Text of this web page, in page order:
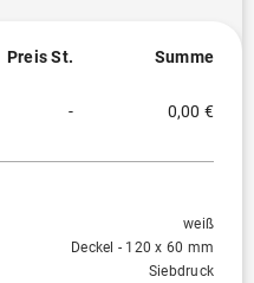
Preis St. Summe
- 0,00 €
weiß
Deckel - 120 x 60 mm
Siebdruck